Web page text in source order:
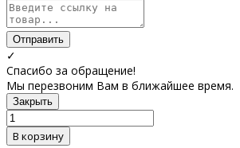
Отправить
✓
Спасибо за обращение!
Мы перезвоним Вам в ближайшее время.
Закрыть
В корзину